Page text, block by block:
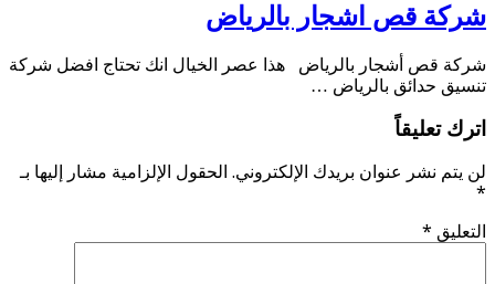
شركة قص اشجار بالرياض
شركة قص أشجار بالرياض هذا عصر الخيال انك تحتاج افضل شركة
تنسيق حدائق بالرياض …
اترك تعليقاً
لن يتم نشر عنوان بريدك الإلكتروني. الحقول الإلزامية مشار إليها بـ
*
التعليق *